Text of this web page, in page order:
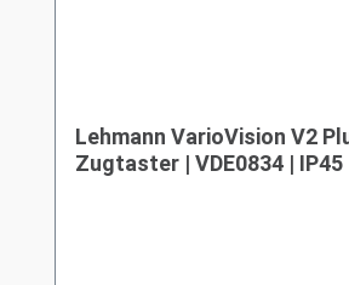
Lehmann VarioVision V2
Zugtaster | VDE0834 | IP45